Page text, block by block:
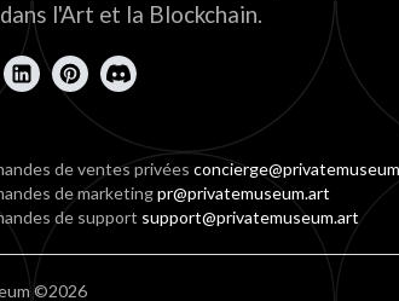
l'Art et la Blockchain.
de ventes privées
de marketingpr@privatemuseum.art
de support support@privatemuseum.art
©2026